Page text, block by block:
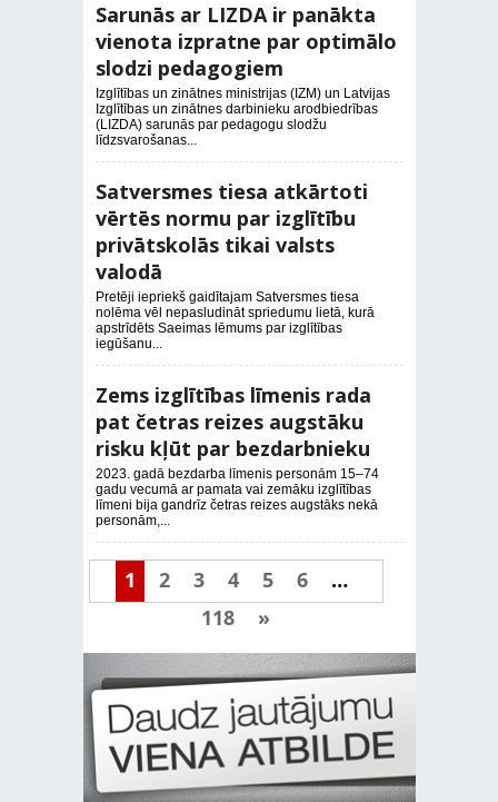
Sarunās ar LIZDA ir panākta
vienota izpratne par optimālo
slodzi pedagogiem
Izglītības un zinātnes ministrijas (IZM) un Latvijas
Izglītības un zinātnes darbinieku arodbiedrības
(LIZDA) sarunās par pedagogu slodžu
līdzsvarošanas...
Satversmes tiesa atkārtoti
vērtēs normu par izglītību
privātskolās tikai valsts
valodā
Pretēji iepriekš gaidītajam Satversmes tiesa
nolēma vēl nepasludināt spriedumu lietā, kurā
apstrīdēts Saeimas lēmums par izglītības
iegūšanu...
Zems izglītības līmenis rada
pat četras reizes augstāku
risku kļūt par bezdarbnieku
2023. gadā bezdarba līmenis personām 15–74
gadu vecumā ar pamata vai zemāku izglītības
līmeni bija gandrīz četras reizes augstāks nekā
personām,...
1 2 3 4 5 6
…
118
»